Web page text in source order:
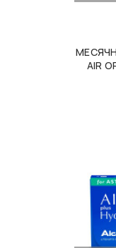
AIR